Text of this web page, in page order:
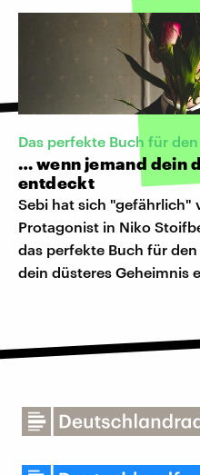
Das perfekte Buch für
… wenn jemand dein
entdeckt
Sebi hat sich "gefährlich"
Protagonist in Niko
das perfekte Buch für
dein düsteres Geheimnis